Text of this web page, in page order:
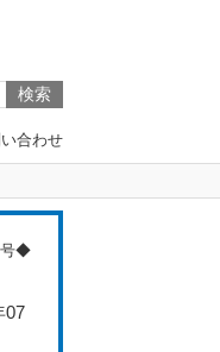
合わせ
号◆
07